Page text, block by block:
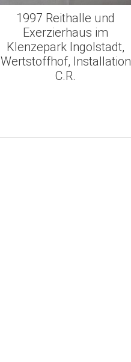
1997 Reithalle und
Exerzierhaus im
Klenzepark Ingolstadt,
Wertstoffhof, Installation
C.R.